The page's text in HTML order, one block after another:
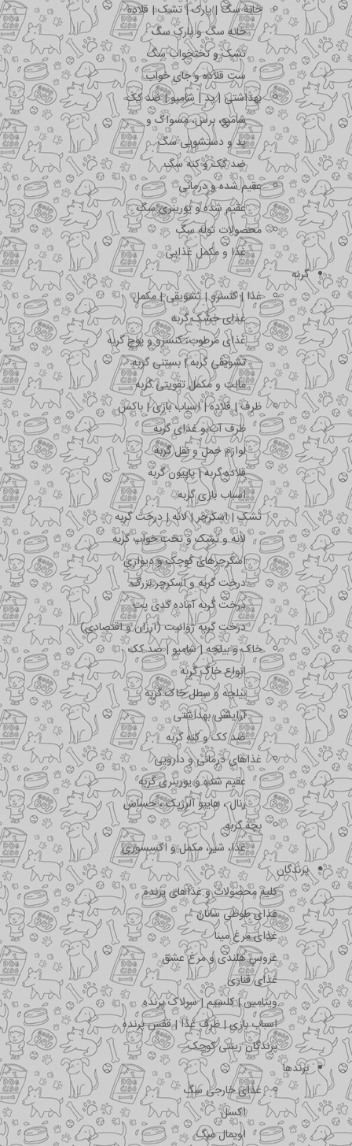
خانه سگ | پارک | تشک | قلاده
خانه سگ و پارک سگ
تشک و تختخواب سگ
ست قلاده و جای خواب
بهداشتی | پد | شامپو | ضد کک
شامپو، برس، مسواک و …
پد و دستشویی سگ
ضد کک و کنه سگ
عقیم شده و درمانی
عقیم شده و یورینری سگ
محصولات توله سگ
غذا و مکمل غذایی
گربه
غذا | کنسرو | تشویقی | مکمل
غذای خشک گربه
غذای مرطوب، کنسرو و پوچ گربه
تشویقی گربه | بستنی گربه
مالت و مکمل تقویتی گربه
ظرف | قلاده | اسباب بازی | باکس
ظرف آب و غذای گربه
لوازم حمل و نقل گربه
قلاده گربه | پاپیون گربه
اسباب بازی گربه
تشک | اسکرچر | لانه | درخت گربه
لانه و تشک و تخت خواب گربه
اسکرچرهای کوچک و دیواری
درخت گربه و اسکرچر بزرگ
درخت گربه آماده کدی پت
درخت گربه ژوانیت (ارزان و اقتصادی)
خاک و بیلچه | شامپو | ضد کک
انواع خاک گربه
بیلچه و سطل خاک گربه
آرایشی بهداشتی
ضد کک و کنه گربه
غذاهای درمانی و دارویی
عقیم شده و یورینری گربه
رنال ، هایپو آلرژیک ، حساس
بچه گربه
غذا، شیر، مکمل و اکسسوری
پرندگان
کلیه محصولات و غذاهای پرنده
غذای طوطی سانان
غذای مرغ مینا
عروس هلندی و مرغ عشق
غذای قناری
ویتامین | کلسیم | سرلاک پرنده
اسباب بازی | ظرف غذا | قفس پرنده
پرندگان زینتی کوچک
برندها
غذای خارجی سگ
اکسل
اویمال سگ